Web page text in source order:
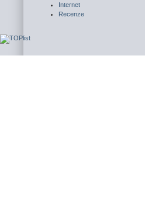
Internet
Recenze